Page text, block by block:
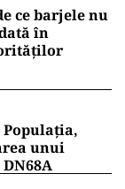
ce barjele nu
în
unui